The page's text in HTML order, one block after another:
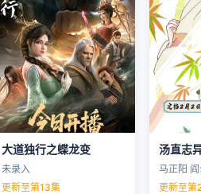
大道独行之蝶龙变
未录入
更新至第13集
汤直志
更新至第